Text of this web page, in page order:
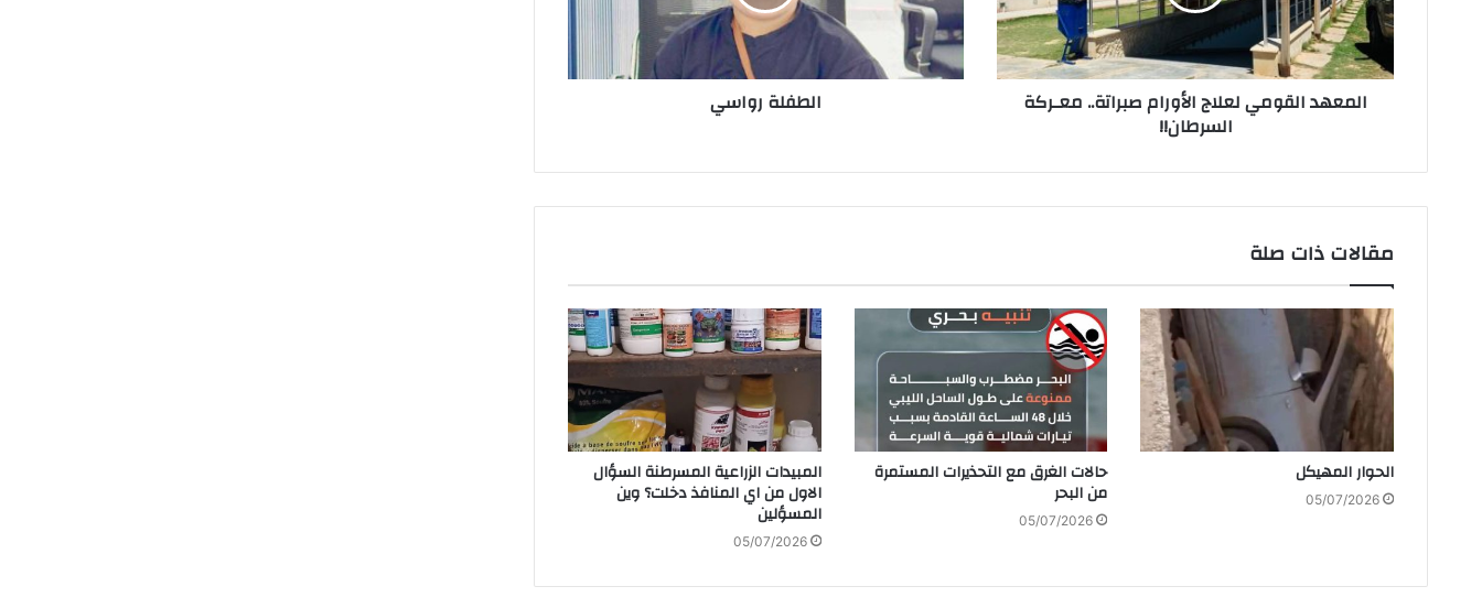
ت
ر
ن
‬السرطان‭!!‬
الطفلة‭ ‬رواسي
مقالات ذات صلة
الحوار‭ ‬المهيكل
05/07/2026
حالات‭ ‬الغرق‭ ‬مع‭ ‬التحذيرات‭ ‬المستمرة‭
‬من‭ ‬البحر
05/07/2026 ‬المسؤلين
05/07/2026